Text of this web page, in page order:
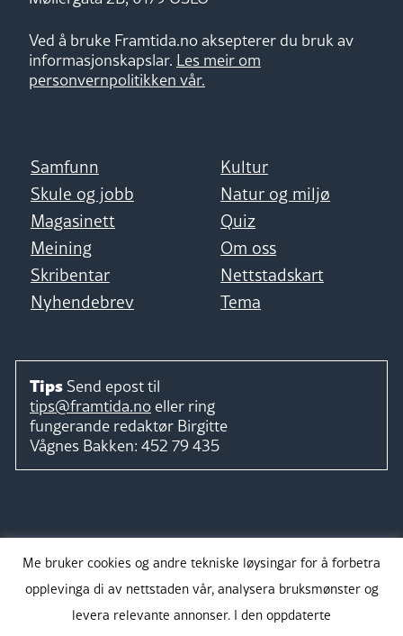
Ved å bruke Framtida.no aksepterer du bruk av
informasjonskapslar. Les meir om
personvernpolitikken vår.
Samfunn
Kultur
Skule og jobb
Natur og miljø
Magasinett
Quiz
Meining
Om oss
Skribentar
Nettstadskart
Nyhendebrev
Tema
Tips Send epost til
tips@framtida.no eller ring
fungerande redaktør Birgitte
Vågnes Bakken: 452 79 435
Me bruker cookies og andre tekniske løysingar for å forbetra
opplevinga di av nettstaden vår, analysera bruksmønster og
levera relevante annonser. I den oppdaterte